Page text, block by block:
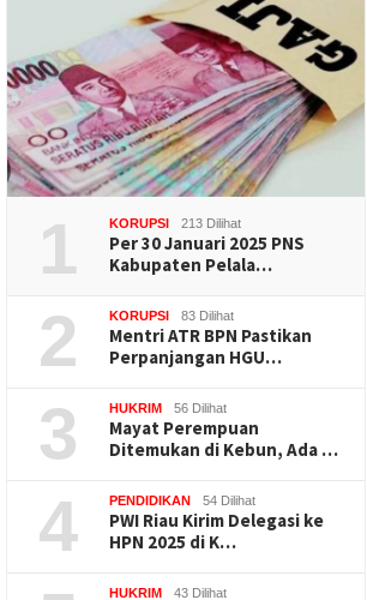
1 KORUPSI 213 Dilihat
Per 30 Januari 2025 PNS
Kabupaten Pelala…
2 KORUPSI 83 Dilihat
Mentri ATR BPN Pastikan
Perpanjangan HGU…
3 HUKRIM 56 Dilihat
Mayat Perempuan
Ditemukan di Kebun, Ada …
4 PENDIDIKAN 54 Dilihat
PWI Riau Kirim Delegasi ke
HPN 2025 di K…
HUKRIM 43 Dilihat